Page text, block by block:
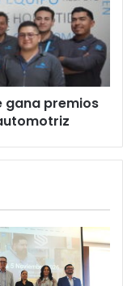
gana premios